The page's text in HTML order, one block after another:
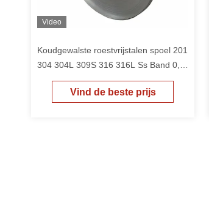
Video
Koudgewalste roestvrijstalen spoel 201
304 304L 309S 316 316L Ss Band 0,3
mm - 1,5 mm
Vind de beste prijs